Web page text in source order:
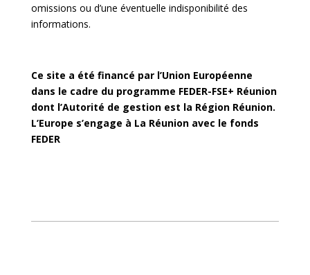
omissions ou d’une éventuelle indisponibilité des
informations.
Ce site a été financé par l’Union Européenne
dans le cadre du programme FEDER-FSE+ Réunion
dont l’Autorité de gestion est la Région Réunion.
L’Europe s’engage à La Réunion avec le fonds
FEDER